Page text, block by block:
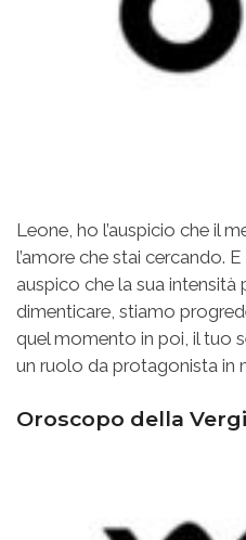
Leone, ho l’auspicio che il
l’amore che stai cercando.
auspico che la sua intensità
dimenticare, stiamo
quel momento in poi, il tuo
un ruolo da protagonista in
Oroscopo della